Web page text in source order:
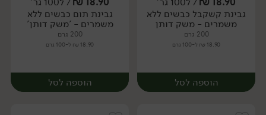
יח׳ יח׳
גבינת קשקבל כבשים ללא
משמרים - משק דותן
200 גרם
18.90 ₪ ל-100 גרם
הוספה לסל
גבינת תום כבשים ללא
משמרים - 'משק דותן'
200 גרם
18.90 ₪ ל-100 גרם
הוספה לסל